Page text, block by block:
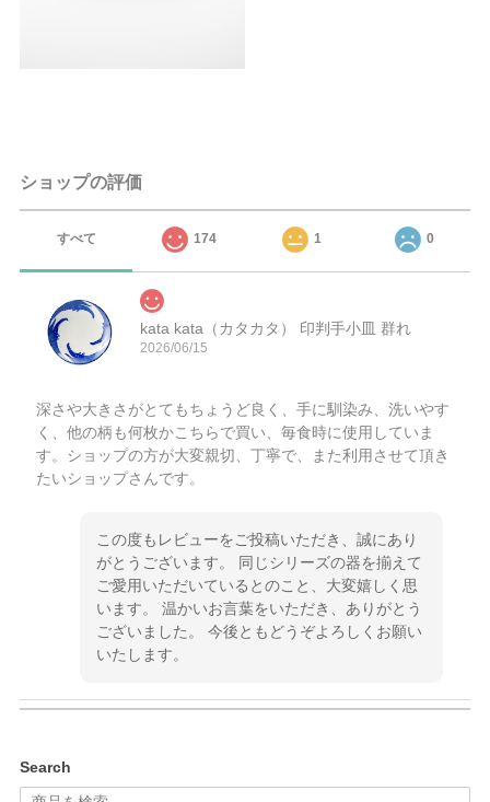
ショップの評価
すべて 174 1 0
kata kata（カタカタ） 印判手小皿 群れ
2026/06/15
深さや大きさがとてもちょうど良く、手に馴染み、洗いやす
く、他の柄も何枚かこちらで買い、毎食時に使用していま
す。ショップの方が大変親切、丁寧で、また利用させて頂き
たいショップさんです。
この度もレビューをご投稿いただき、誠にあり
がとうございます。 同じシリーズの器を揃えて
ご愛用いただいているとのこと、大変嬉しく思
います。 温かいお言葉をいただき、ありがとう
ございました。 今後ともどうぞよろしくお願い
いたします。
Search